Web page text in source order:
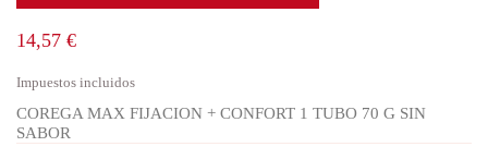
14,57 €
Impuestos incluidos
COREGA MAX FIJACION + CONFORT 1 TUBO 70 G SIN
SABOR